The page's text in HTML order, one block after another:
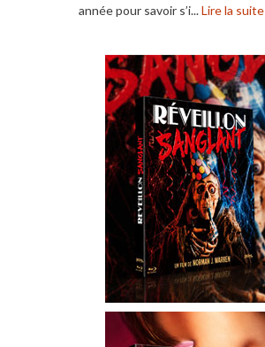
année pour savoir s’i...Lire la suite